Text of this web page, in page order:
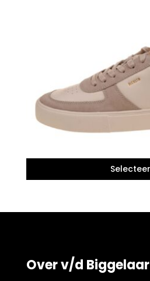
Over v/d Biggelaar